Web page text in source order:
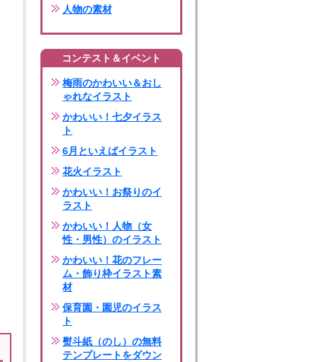
人物の素材
コンテスト＆イベント
梅雨のかわいい＆おし
ゃれなイラスト
かわいい！七夕イラス
ト
6月といえばイラスト
花火イラスト
かわいい！お祭りのイ
ラスト
かわいい！人物（女
性・男性）のイラスト
かわいい！花のフレー
ム・飾り枠イラスト素
材
保育園・園児のイラス
ト
熨斗紙（のし）の無料
テンプレートをダウン